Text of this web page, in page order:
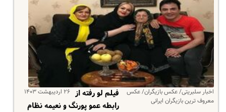
اخبار سلبریتی/ عکس بازیگران/ عکس
معروف ترین بازیگران ایرانی
۲۶ اردیبهشت ۱۴۰۳ فیلم لو رفته از
رابطه عمو پورنگ و نعیمه نظام